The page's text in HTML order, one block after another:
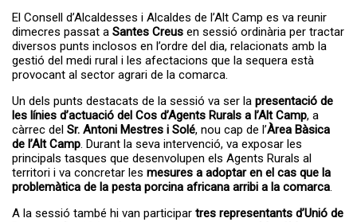
El TROS FEST reuneix prop
de 500 persones en la seva
primera edició i posa en
valor el talent jove de l’Alt
Camp
La primera edició del TROS FEST –
Festival...
El Consell d’Alcaldesses i Alcaldes de l’Alt Camp es va reunir
dimecres passat a Santes Creus en sessió ordinària per tractar
diversos punts inclosos en l’ordre del dia, relacionats amb la
gestió del medi rural i les afectacions que la sequera està
provocant al sector agrari de la comarca.
Un dels punts destacats de la sessió va ser la presentació de
les línies d’actuació del Cos d’Agents Rurals a l’Alt Camp, a
càrrec del Sr. Antoni Mestres i Solé, nou cap de l’Àrea Bàsica
de l’Alt Camp. Durant la seva intervenció, va exposar les
principals tasques que desenvolupen els Agents Rurals al
territori i va concretar les mesures a adoptar en el cas que la
problemàtica de la pesta porcina africana arribi a la comarca.
A la sessió també hi van participar tres representants d’Unió de